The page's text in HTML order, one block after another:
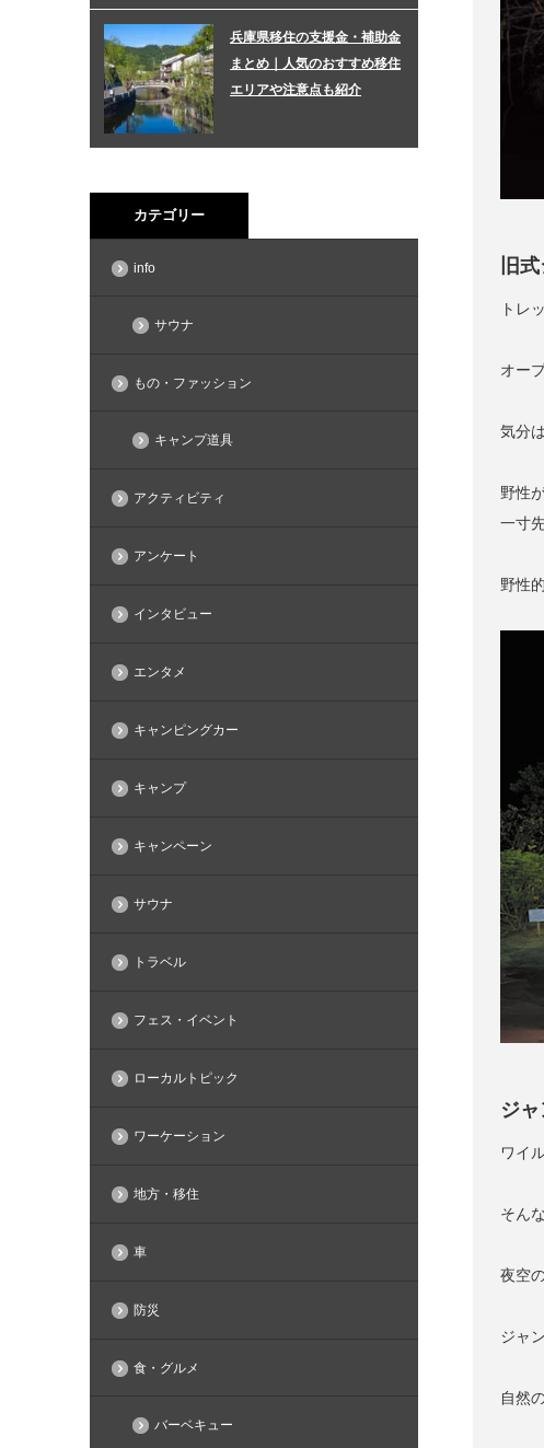
旧
トレ
オー
気分
野性
一寸
野性
ジ
ワイ
そん
夜空
ジャ
自然
兵庫県移住の支援金・補助金
まとめ｜人気のおすすめ移住
エリアや注意点も紹介
カテゴリー
info
サウナ
もの・ファッション
キャンプ道具
アクティビティ
アンケート
インタビュー
エンタメ
キャンピングカー
キャンプ
キャンペーン
サウナ
トラベル
フェス・イベント
ローカルトピック
ワーケーション
地方・移住
車
防災
食・グルメ
バーベキュー